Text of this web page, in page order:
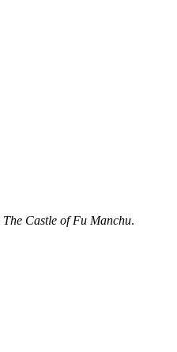
The Castle of Fu Manchu.